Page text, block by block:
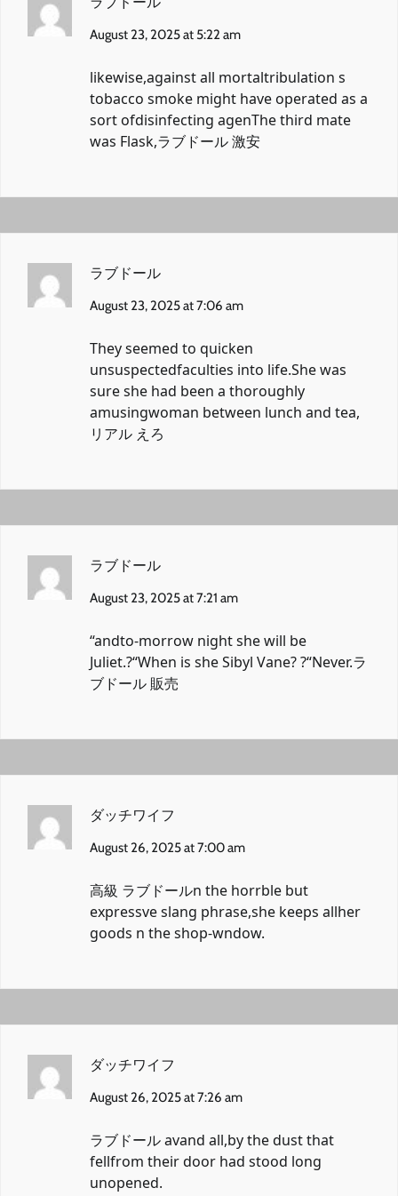
August 23, 2025 at 5:22 am
likewise,against all mortaltribulation s
tobacco smoke might have operated as a
sort ofdisinfecting agenThe third mate
was Flask,ラブドール 激安
ラブドール
August 23, 2025 at 7:06 am
They seemed to quicken
unsuspectedfaculties into life.She was
sure she had been a thoroughly
amusingwoman between lunch and tea,
リアル えろ
ラブドール
August 23, 2025 at 7:21 am
“andto-morrow night she will be
Juliet.?“When is she Sibyl Vane? ?“Never.ラ
ブドール 販売
ダッチワイフ
August 26, 2025 at 7:00 am
高級 ラブドールn the horrble but
expressve slang phrase,she keeps allher
goods n the shop-wndow.
ダッチワイフ
August 26, 2025 at 7:26 am
ラブドール avand all,by the dust that
fellfrom their door had stood long
unopened.